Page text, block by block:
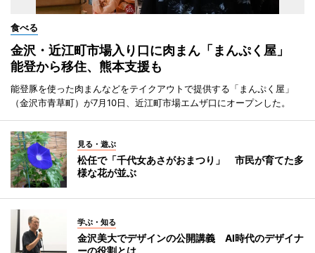
食べる
金沢・近江町市場入り口に肉まん「まんぷく屋」
能登から移住、熊本支援も
能登豚を使った肉まんなどをテイクアウトで提供する「まんぷく屋」
（金沢市青草町）が7月10日、近江町市場エムザ口にオープンした。
見る・遊ぶ
松任で「千代女あさがおまつり」 市民が育てた多
様な花が並ぶ
学ぶ・知る
金沢美大でデザインの公開講義 AI時代のデザイナ
ーの役割とは